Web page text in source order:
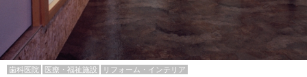
歯科医院 医療・福祉施設 リフォーム・インテリア